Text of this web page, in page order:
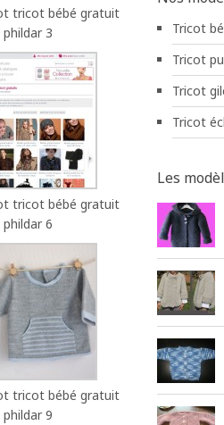
tricot bébé gratuit
phildar 3
tricot bébé gratuit
phildar 6
tricot bébé gratuit
phildar 9
Tricot
Tricot
Tricot
Tricot
Les